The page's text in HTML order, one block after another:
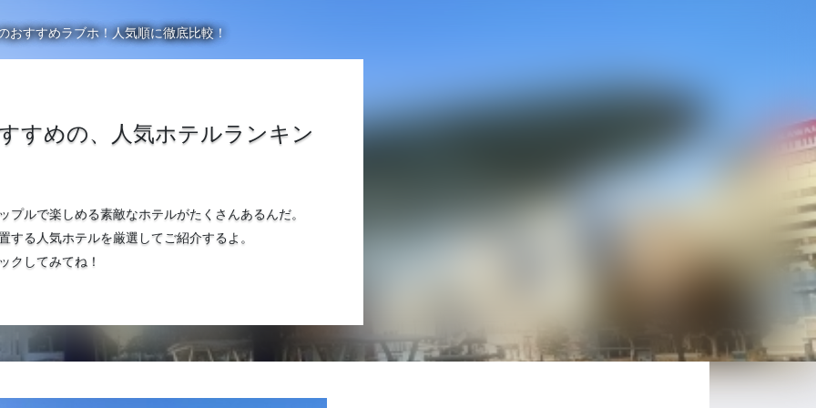
おすすめラブホ！人気順に徹底比較！
すめの、人気ホテルランキン
プルで楽しめる素敵なホテルがたくさんあるんだ。
する人気ホテルを厳選してご紹介するよ。
クしてみてね！